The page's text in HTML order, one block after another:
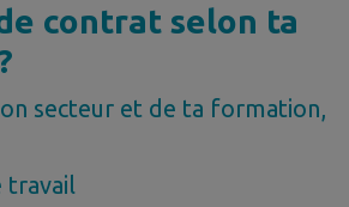
contrat selon ta
secteur et de ta formation,
travail